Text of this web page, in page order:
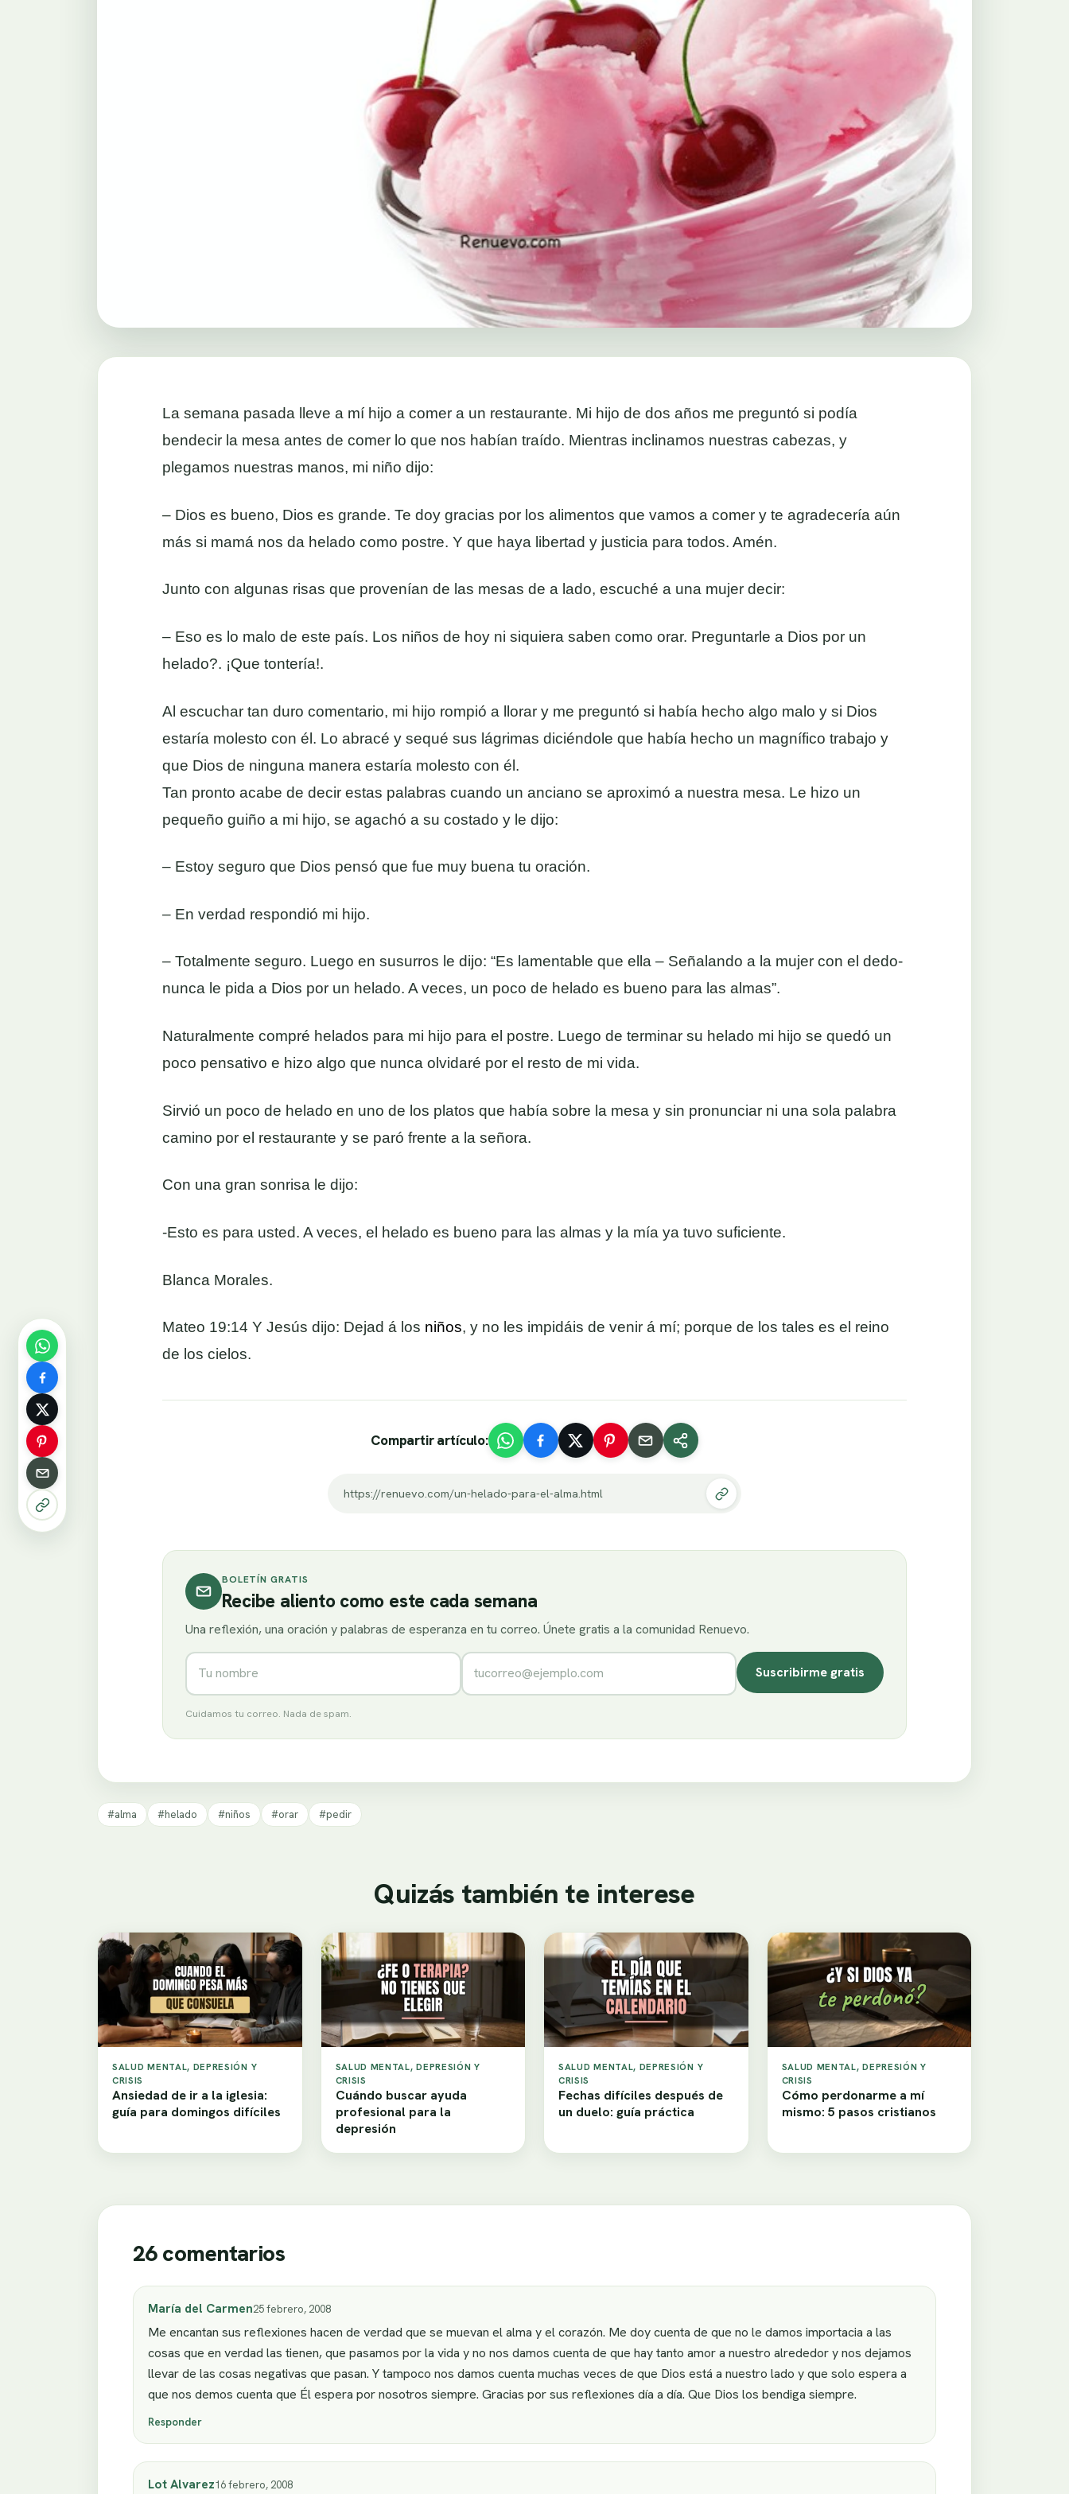
La semana pasada lleve a mí hijo a comer a un restaurante. Mi hijo de dos años me preguntó si podía
bendecir la mesa antes de comer lo que nos habían traído. Mientras inclinamos nuestras cabezas, y
plegamos nuestras manos, mi niño dijo:
– Dios es bueno, Dios es grande. Te doy gracias por los alimentos que vamos a comer y te agradecería aún
más si mamá nos da helado como postre. Y que haya libertad y justicia para todos. Amén.
Junto con algunas risas que provenían de las mesas de a lado, escuché a una mujer decir:
– Eso es lo malo de este país. Los niños de hoy ni siquiera saben como orar. Preguntarle a Dios por un
helado?. ¡Que tontería!.
Al escuchar tan duro comentario, mi hijo rompió a llorar y me preguntó si había hecho algo malo y si Dios
estaría molesto con él. Lo abracé y sequé sus lágrimas diciéndole que había hecho un magnífico trabajo y
que Dios de ninguna manera estaría molesto con él.
Tan pronto acabe de decir estas palabras cuando un anciano se aproximó a nuestra mesa. Le hizo un
pequeño guiño a mi hijo, se agachó a su costado y le dijo:
– Estoy seguro que Dios pensó que fue muy buena tu oración.
– En verdad respondió mi hijo.
– Totalmente seguro. Luego en susurros le dijo: “Es lamentable que ella – Señalando a la mujer con el dedo-
nunca le pida a Dios por un helado. A veces, un poco de helado es bueno para las almas”.
Naturalmente compré helados para mi hijo para el postre. Luego de terminar su helado mi hijo se quedó un
poco pensativo e hizo algo que nunca olvidaré por el resto de mi vida.
Sirvió un poco de helado en uno de los platos que había sobre la mesa y sin pronunciar ni una sola palabra
camino por el restaurante y se paró frente a la señora.
Con una gran sonrisa le dijo:
-Esto es para usted. A veces, el helado es bueno para las almas y la mía ya tuvo suficiente.
Blanca Morales.
Mateo 19:14 Y Jesús dijo: Dejad á los niños, y no les impidáis de venir á mí; porque de los tales es el reino
de los cielos.
Compartir artículo:
https://renuevo.com/un-helado-para-el-alma.html
BOLETÍN GRATIS
Recibe aliento como este cada semana
Una reflexión, una oración y palabras de esperanza en tu correo. Únete gratis a la comunidad Renuevo.
Nombre Correo electrónico
Suscribirme gratis
Cuidamos tu correo. Nada de spam.
#alma #helado #niños #orar #pedir
Quizás también te interese
SALUD MENTAL, DEPRESIÓN Y
CRISIS
Ansiedad de ir a la iglesia:
guía para domingos difíciles
SALUD MENTAL, DEPRESIÓN Y
CRISIS
Cuándo buscar ayuda
profesional para la
depresión
SALUD MENTAL, DEPRESIÓN Y
CRISIS
Fechas difíciles después de
un duelo: guía práctica
SALUD MENTAL, DEPRESIÓN Y
CRISIS
Cómo perdonarme a mí
mismo: 5 pasos cristianos
26 comentarios
María del Carmen25 febrero, 2008
Me encantan sus reflexiones hacen de verdad que se muevan el alma y el corazón. Me doy cuenta de que no le damos importacia a las
cosas que en verdad las tienen, que pasamos por la vida y no nos damos cuenta de que hay tanto amor a nuestro alrededor y nos dejamos
llevar de las cosas negativas que pasan. Y tampoco nos damos cuenta muchas veces de que Dios está a nuestro lado y que solo espera a
que nos demos cuenta que Él espera por nosotros siempre. Gracias por sus reflexiones día a día. Que Dios los bendiga siempre.
Responder
Lot Alvarez16 febrero, 2008